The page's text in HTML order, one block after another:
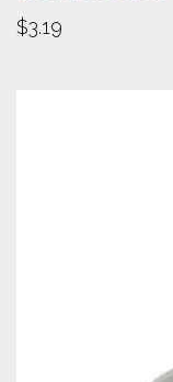
$3.19